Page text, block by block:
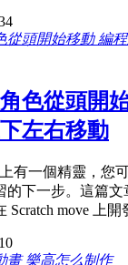
色從頭開
左右移動
有一個精靈，您
的下一步。這篇
move 上開